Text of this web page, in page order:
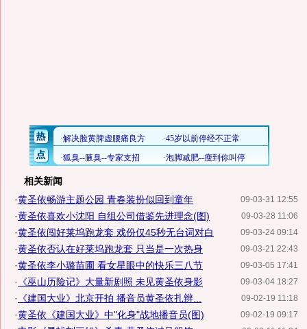
相关新闻
09-03-31 12:55
·黄圣依畅游主题公园 青春装扮似回到童年
09-03-28 11:06
·黄圣依喜欢小沈阳 自组公司借鉴先进理念(图)
09-03-24 09:14
·黄圣依闯好莱坞跑龙套 戏份仅45秒无台词对白
09-03-21 22:43
·黄圣依否认在好莱坞跑龙套 只当是一次热身
09-03-05 17:41
·黄圣依李小璐苗圃 看女星眼中的快乐三八节
09-03-04 18:27
· 《巫山历险记》大量新剧照 未见黄圣依身影
09-02-19 11:18
· 《建国大业》北京开拍 播音员黄圣依扎辫...
09-02-19 09:17
·黄圣依《建国大业》中"化身"战地播音员(图)